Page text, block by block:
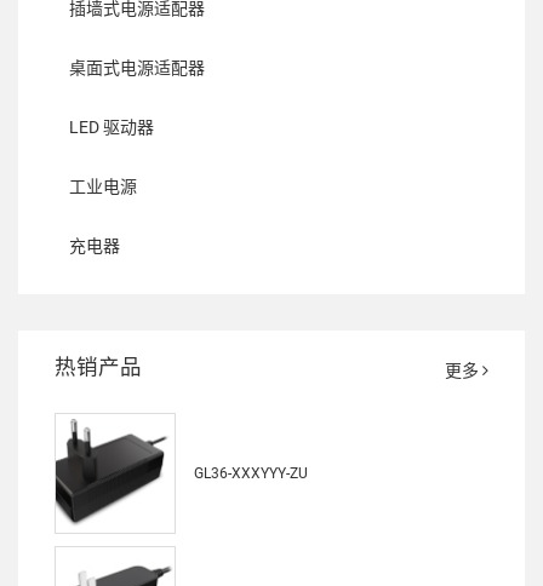
插墙式电源适配器
桌面式电源适配器
LED 驱动器
工业电源
充电器
热销产品 更多
GL36-XXXYYY-ZU